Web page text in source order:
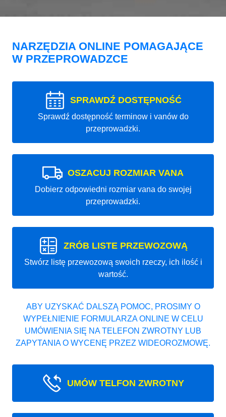
NARZĘDZIA ONLINE POMAGAJĄCE
W PRZEPROWADZCE
SPRAWDŹ DOSTĘPNOŚĆ
Sprawdź dostępność terminow i vanów do
przeprowadzki.
OSZACUJ ROZMIAR VANA
Dobierz odpowiedni rozmiar vana do swojej
przeprowadzki.
ZRÓB LISTE PRZEWOZOWĄ
Stwórz listę przewozową swoich rzeczy, ich ilość i
wartość.
ABY UZYSKAĆ DALSZĄ POMOC, PROSIMY O
WYPEŁNIENIE FORMULARZA ONLINE W CELU
UMÓWIENIA SIĘ NA TELEFON ZWROTNY LUB
ZAPYTANIA O WYCENĘ PRZEZ WIDEOROZMOWĘ.
UMÓW TELFON ZWROTNY